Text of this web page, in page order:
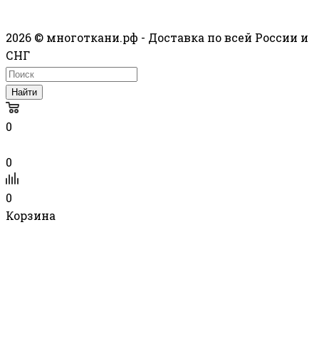
2026 © многоткани.рф - Доставка по всей России и
СНГ
Найти
0
0
0
Корзина